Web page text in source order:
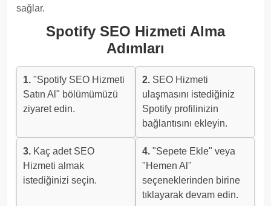
sağlar.
Spotify SEO Hizmeti Alma
Adımları
1. "Spotify SEO Hizmeti
Satın Al" bölümümüzü
ziyaret edin.
2. SEO Hizmeti
ulaşmasını istediğiniz
Spotify profilinizin
bağlantısını ekleyin.
3. Kaç adet SEO
Hizmeti almak
istediğinizi seçin.
4. "Sepete Ekle" veya
"Hemen Al"
seçeneklerinden birine
tıklayarak devam edin.